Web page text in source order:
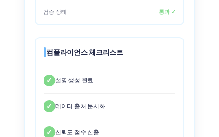
검증 상태 통과 ✓
컴플라이언스 체크리스트
✓ 설명 생성 완료
✓ 데이터 출처 문서화
✓ 신뢰도 점수 산출